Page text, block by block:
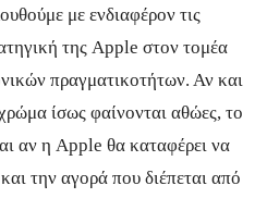
με ενδιαφέρον τις
της Apple στον τομέα
πραγματικοτήτων. Αν και
ίσως φαίνονται αθώες, το
αν η Apple θα καταφέρει να
την αγορά που διέπεται από